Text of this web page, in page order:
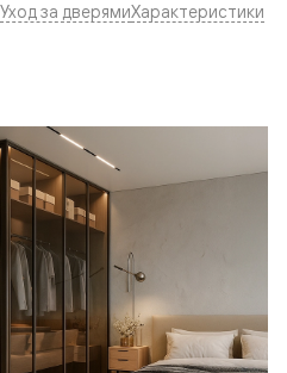
Уход за дверямиХарактеристики